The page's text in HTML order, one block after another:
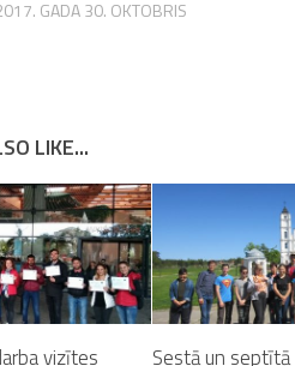
GADA 30. OKTOBRIS
LIKE...
vizītes
Sestā un